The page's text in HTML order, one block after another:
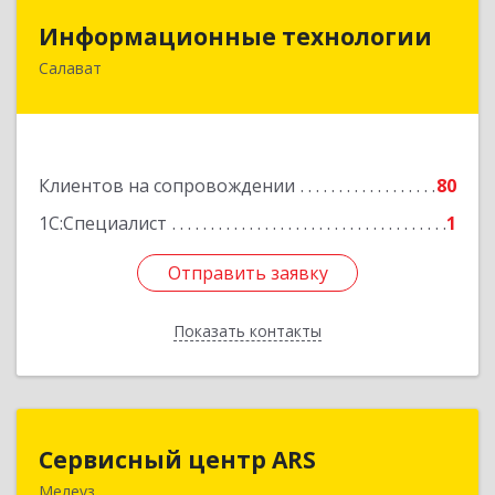
Информационные технологии
Салават
Клиентов на сопровождении
80
1С:Специалист
1
Отправить заявку
Показать контакты
Информационные технологии
Отправить заявку
Назад
Сервисный центр ARS
Мелеуз